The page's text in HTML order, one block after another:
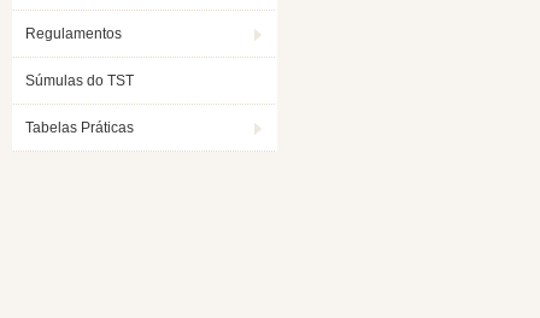
Regulamentos
Súmulas do TST
Tabelas Práticas